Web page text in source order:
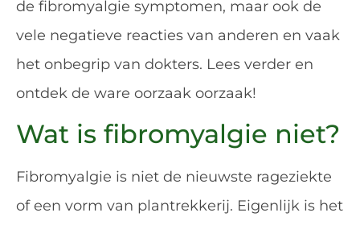
de fibromyalgie symptomen, maar ook de
vele negatieve reacties van anderen en vaak
het onbegrip van dokters. Lees verder en
ontdek de ware oorzaak oorzaak!
Wat is fibromyalgie niet?
Fibromyalgie is niet de nieuwste rageziekte
of een vorm van plantrekkerij. Eigenlijk is het